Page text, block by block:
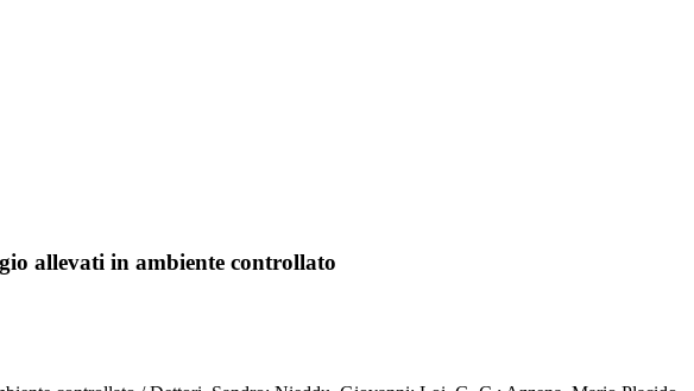
allevati in ambiente controllato